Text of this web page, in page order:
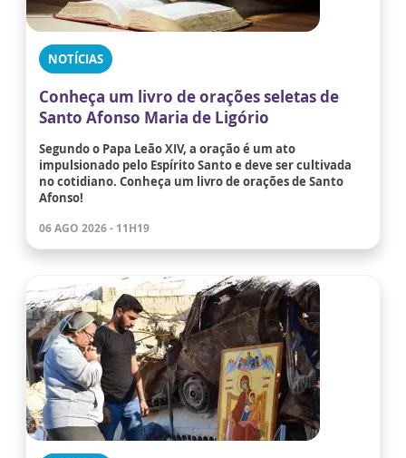
NOTÍCIAS
Conheça um livro de orações seletas de
Santo Afonso Maria de Ligório
Segundo o Papa Leão XIV, a oração é um ato
impulsionado pelo Espírito Santo e deve ser cultivada
no cotidiano. Conheça um livro de orações de Santo
Afonso!
06 AGO 2026 - 11H19